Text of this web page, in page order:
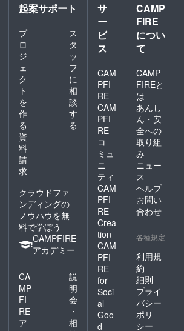
起案サポート
プ
ロ
ジ
ェ
ク
ト
を
作
る
ス
タ
ッ
フ
に
相
談
す
る
資
料
請
求
クラウドファ
ンディングの
ノウハウを無
料で学ぼう
CAMPFIRE
アカデミー
CA
MP
FI
RE
ア
説
明
会
・
相
サ
ー
ビ
ス
CAM
PFI
RE
CAM
PFI
RE
コ
ミュ
ニ
ティ
CAM
PFI
RE
Crea
tion
CAM
PFI
RE
for
Soci
al
Goo
d
CAMP
FIRE
につい
て
CAMP
FIREと
は
あんし
ん・安
全への
取り組
み
ニュー
ス
ヘルプ
お問い
合わせ
各種規定
利用規
約
細則
プライ
バシー
ポリ
シー